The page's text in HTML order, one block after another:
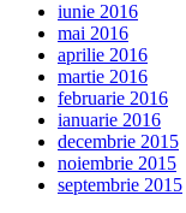
iunie 2016
mai 2016
aprilie 2016
martie 2016
februarie 2016
ianuarie 2016
decembrie 2015
noiembrie 2015
septembrie 2015